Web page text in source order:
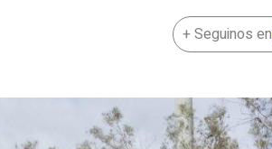
+ Seguinos en